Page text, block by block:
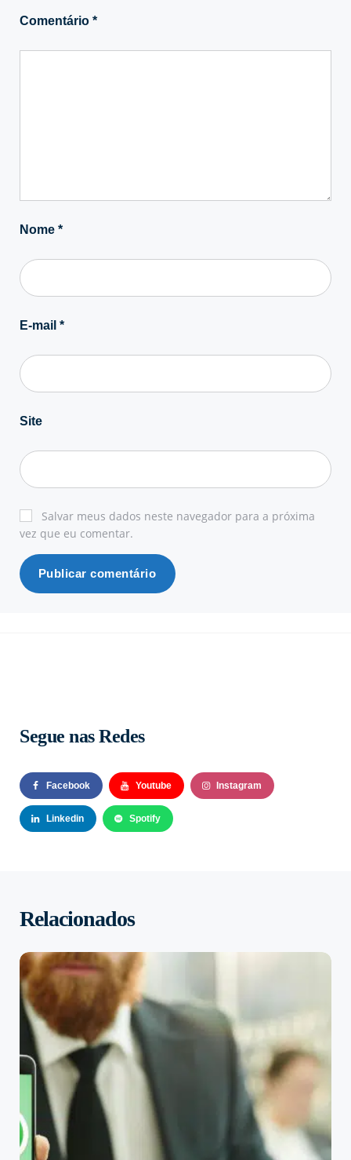
Comentário *
Nome *
E-mail *
Site
Salvar meus dados neste navegador para a próxima
vez que eu comentar.
Segue nas Redes
Facebook Youtube Instagram
Linkedin Spotify
Relacionados